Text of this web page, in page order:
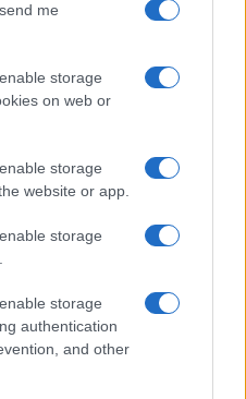
me
storage
on web or
storage
website or app.
storage
storage
authentication
and other
giudiziari che hanno